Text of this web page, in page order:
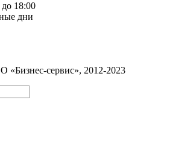
18:00
дни
сервис», 2012-2023